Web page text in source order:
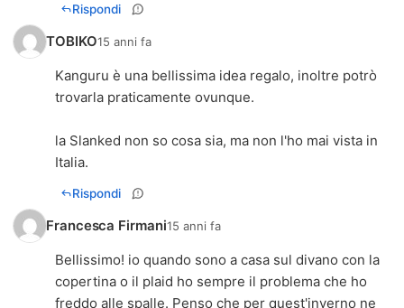
Rispondi
TOBIKO15 anni fa
Kanguru è una bellissima idea regalo, inoltre potrò
trovarla praticamente ovunque.
la Slanked non so cosa sia, ma non l'ho mai vista in
Italia.
Rispondi
Francesca Firmani15 anni fa
Bellissimo! io quando sono a casa sul divano con la
copertina o il plaid ho sempre il problema che ho
freddo alle spalle. Penso che per quest'inverno ne